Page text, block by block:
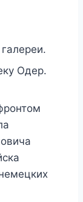
Одер.